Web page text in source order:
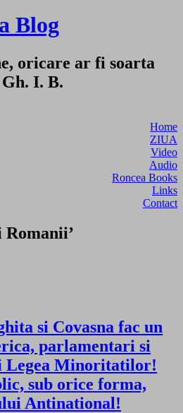
Blog
oricare ar fi soarta
I. B.
Home
ZIUA
Video
Audio
Roncea Books
Links
Contact
Romanii’
si Covasna fac un
parlamentari si
Legea Minoritatilor!
sub orice forma,
Antinational!